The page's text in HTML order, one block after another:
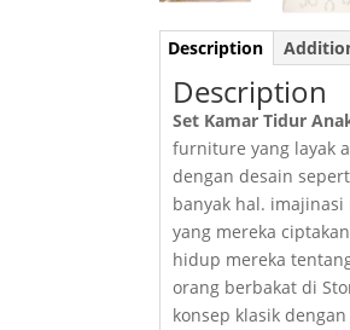
Description
Description
Set Kamar Tidur
furniture yang layak
dengan desain
banyak hal.
yang mereka
hidup mereka
orang berbakat di
konsep klasik